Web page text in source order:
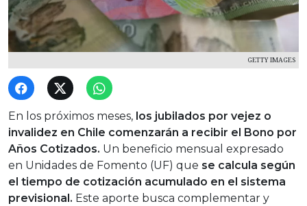
GETTY IMAGES
En los próximos meses, los jubilados por vejez o
invalidez en Chile comenzarán a recibir el Bono por
Años Cotizados. Un beneficio mensual expresado
en Unidades de Fomento (UF) que se calcula según
el tiempo de cotización acumulado en el sistema
previsional. Este aporte busca complementar y